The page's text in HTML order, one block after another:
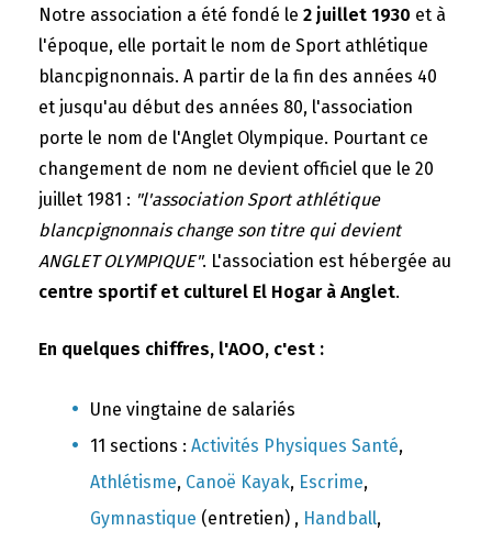
Notre association a été fondé le 2 juillet 1930 et à
l'époque, elle portait le nom de Sport athlétique
blancpignonnais. A partir de la fin des années 40
et jusqu'au début des années 80, l'association
porte le nom de l'Anglet Olympique. Pourtant ce
changement de nom ne devient officiel que le 20
juillet 1981 : "l'association Sport athlétique
blancpignonnais change son titre qui devient
ANGLET OLYMPIQUE". L'association est hébergée au
centre sportif et culturel El Hogar à Anglet.
En quelques chiffres, l'AOO, c'est :
Une vingtaine de salariés
11 sections : Activités Physiques Santé,
Athlétisme, Canoë Kayak, Escrime,
Gymnastique (entretien) , Handball,